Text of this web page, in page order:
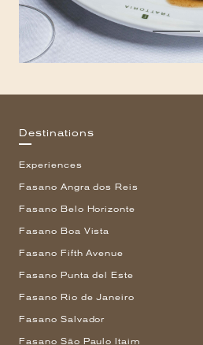
Destinations
Experiences
Fasano Angra dos Reis
Fasano Belo Horizonte
Fasano Boa Vista
Fasano Fifth Avenue
Fasano Punta del Este
Fasano Rio de Janeiro
Fasano Salvador
Fasano São Paulo Itaim